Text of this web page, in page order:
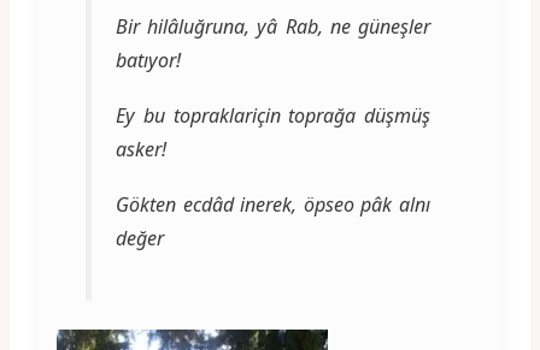
Bir hilâluğruna, yâ Rab, ne güneşler
batıyor!
Ey bu topraklariçin toprağa düşmüş
asker!
Gökten ecdâd inerek, öpseo pâk alnı
değer